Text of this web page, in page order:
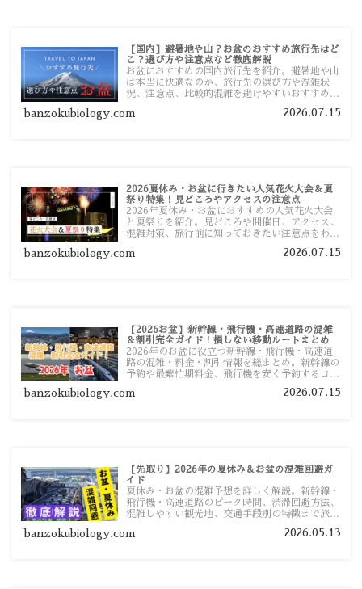
【国内】避暑地や山？お盆のおすすめ旅行先はど
こ？選び方や注意点など徹底解説
お盆におすすめの国内旅行先を紹介。避暑地や山
は本当に快適なのか、旅行先の選び方や混雑状
況、注意点、比較的混雑を避けやすいおすすめス
す。
banzokubiology.com 2026.07.15
2026夏休み・お盆に行きたい人気花火大会＆夏
祭り特集！見どころやアクセスの注意点
2026年夏休み・お盆におすすめの人気花火大会
と夏祭りを紹介。見どころや開催日、アクセス、
混雑対策、旅行前に知っておきたい注意点をわか
banzokubiology.com 2026.07.15
【2026お盆】新幹線・飛行機・高速道路の混雑
＆割引完全ガイド！損しない移動ルートまとめ
2026年のお盆に役立つ新幹線・飛行機・高速道
路の混雑・料金・割引情報を総まとめ。新幹線の
予約や最繁忙期料金、飛行機を安く予約するコ
い移動方法を分かりやすく解説します。
banzokubiology.com 2026.07.15
【先取り】2026年の夏休み＆お盆の混雑回避ガ
イド
夏休み・お盆の混雑予想を詳しく解説。新幹線・
飛行機・高速道路のピーク時間、渋滞回避方法、
混雑しやすい観光地、交通手段別の特徴まで旅行
banzokubiology.com 2026.05.13